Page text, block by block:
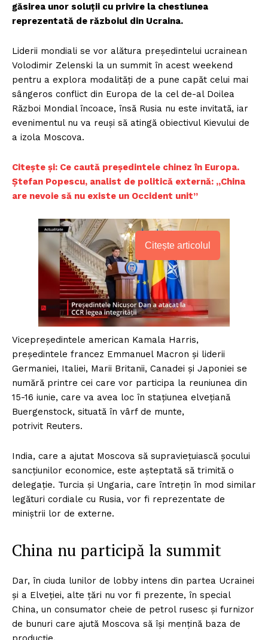
găsirea unor soluții cu privire la chestiunea
reprezentată de războiul din Ucraina.
Liderii mondiali se vor alătura preşedintelui ucrainean
Volodimir Zelenski la un summit în acest weekend
pentru a explora modalităţi de a pune capăt celui mai
sângeros conflict din Europa de la cel de-al Doilea
Război Mondial încoace, însă Rusia nu este invitată, iar
evenimentul nu va reuşi să atingă obiectivul Kievului de
a izola Moscova.
Citește și: Ce caută președintele chinez în Europa.
Ștefan Popescu, analist de politică externă: „China
are nevoie să nu existe un Occident unit”
Citește articolul
Vicepreşedintele american Kamala Harris,
preşedintele francez Emmanuel Macron şi liderii
Germaniei, Italiei, Marii Britanii, Canadei şi Japoniei se
numără printre cei care vor participa la reuniunea din
15-16 iunie, care va avea loc în staţiunea elveţiană
Buergenstock, situată în vârf de munte,
potrivit Reuters.
India, care a ajutat Moscova să supravieţuiască şocului
sancţiunilor economice, este aşteptată să trimită o
delegaţie. Turcia şi Ungaria, care întreţin în mod similar
legături cordiale cu Rusia, vor fi reprezentate de
miniştrii lor de externe.
China nu participă la summit
Dar, în ciuda lunilor de lobby intens din partea Ucrainei
şi a Elveţiei, alte ţări nu vor fi prezente, în special
China, un consumator cheie de petrol rusesc şi furnizor
de bunuri care ajută Moscova să îşi menţină baza de